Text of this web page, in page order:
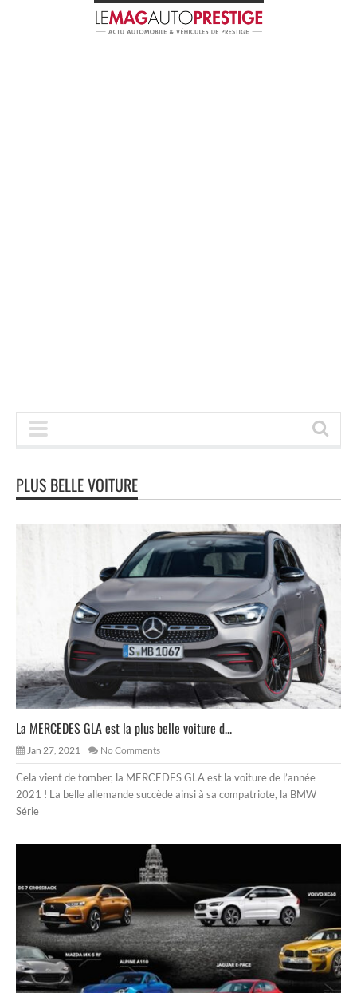
PLUS BELLE VOITURE
La MERCEDES GLA est la plus belle voiture d...
Jan 27, 2021 No Comments
Cela vient de tomber, la MERCEDES GLA est la voiture de l’année
2021 ! La belle allemande succède ainsi à sa compatriote, la BMW
Série